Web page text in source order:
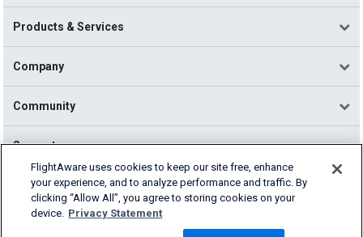
Products & Services
Company
Community
Support
English (USA)
2026 FlightAware
Cookie Settings
FlightAware uses cookies to keep our site free, enhance
your experience, and to analyze performance and traffic. By
clicking “Allow All”, you agree to storing cookies on your
device. Privacy Statement